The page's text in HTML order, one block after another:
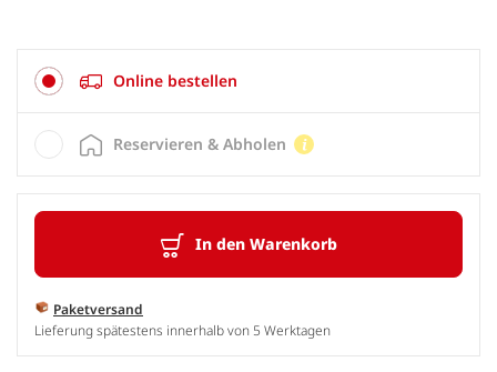
Online bestellen
In den Warenkorb
Paketversand
Lieferung spätestens innerhalb von 5 Werktagen
Reservieren & Abholen